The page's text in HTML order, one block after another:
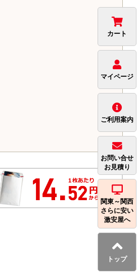
カート
マイページ
ご利用案内
お問い合せ
お見積り
関東～関西
さらに安い
激安屋へ
トップ